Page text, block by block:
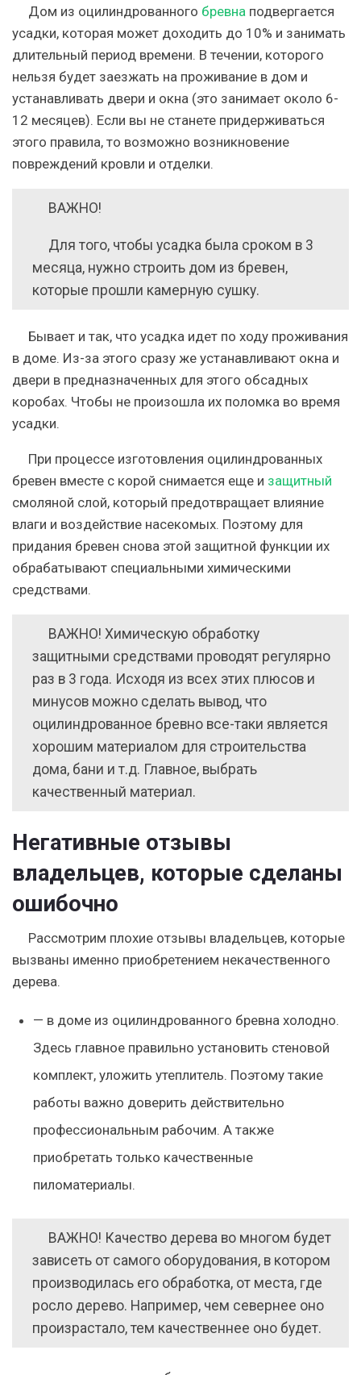
Дом из оцилиндрованного бревна подвергается
усадки, которая может доходить до 10% и занимать
длительный период времени. В течении, которого
нельзя будет заезжать на проживание в дом и
устанавливать двери и окна (это занимает около 6-
12 месяцев). Если вы не станете придерживаться
этого правила, то возможно возникновение
повреждений кровли и отделки.
ВАЖНО!
Для того, чтобы усадка была сроком в 3
месяца, нужно строить дом из бревен,
которые прошли камерную сушку.
Бывает и так, что усадка идет по ходу проживания
в доме. Из-за этого сразу же устанавливают окна и
двери в предназначенных для этого обсадных
коробах. Чтобы не произошла их поломка во время
усадки.
При процессе изготовления оцилиндрованных
бревен вместе с корой снимается еще и защитный
смоляной слой, который предотвращает влияние
влаги и воздействие насекомых. Поэтому для
придания бревен снова этой защитной функции их
обрабатывают специальными химическими
средствами.
ВАЖНО! Химическую обработку
защитными средствами проводят регулярно
раз в 3 года. Исходя из всех этих плюсов и
минусов можно сделать вывод, что
оцилиндрованное бревно все-таки является
хорошим материалом для строительства
дома, бани и т.д. Главное, выбрать
качественный материал.
Негативные отзывы
владельцев, которые сделаны
ошибочно
Рассмотрим плохие отзывы владельцев, которые
вызваны именно приобретением некачественного
дерева.
— в доме из оцилиндрованного бревна холодно.
Здесь главное правильно установить стеновой
комплект, уложить утеплитель. Поэтому такие
работы важно доверить действительно
профессиональным рабочим. А также
приобретать только качественные
пиломатериалы.
ВАЖНО! Качество дерева во многом будет
зависеть от самого оборудования, в котором
производилась его обработка, от места, где
росло дерево. Например, чем севернее оно
произрастало, тем качественнее оно будет.